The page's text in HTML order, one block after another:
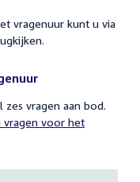
vragenuur kunt u via
zes vragen aan bod.
vragen voor het